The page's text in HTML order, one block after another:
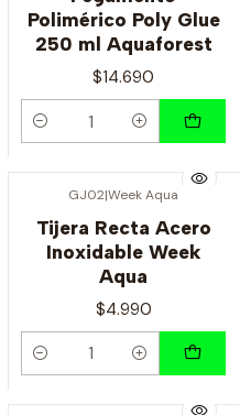
Polimérico Poly Glue
250 ml Aquaforest
$14.690
Cantidad
GJ02|Week Aqua
Tijera Recta Acero
Inoxidable Week
Aqua
$4.990
Cantidad